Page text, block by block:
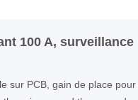
100 A, surveillance
sur PCB, gain de place pour